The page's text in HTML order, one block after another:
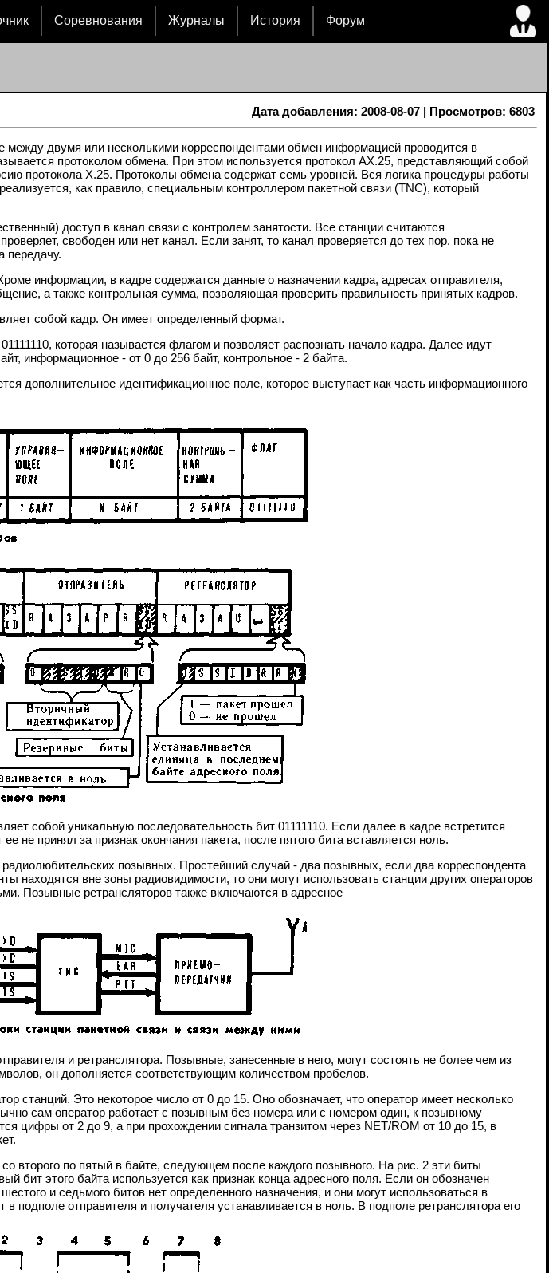
Соревнования Журналы История Форум
Дата добавления: 2008-08-07 | Просмотров: 6803
двумя или несколькими корреспондентами обмен информацией проводится в
протоколом обмена. При этом используется протокол АХ.25, представляющий собой
протокола Х.25. Протоколы обмена содержат семь уровней. Вся логика процедуры работы
как правило, специальным контроллером пакетной связи (TNC), который
доступ в канал связи с контролем занятости. Все станции считаются
свободен или нет канал. Если занят, то канал проверяется до тех пор, пока не
передачу.
информации, в кадре содержатся данные о назначении кадра, адресах отправителя,
а также контрольная сумма, позволяющая проверить правильность принятых кадров.
собой кадр. Он имеет определенный формат.
которая называется флагом и позволяет распознать начало кадра. Далее идут
информационное - от 0 до 256 байт, контрольное - 2 байта.
дополнительное идентификационное поле, которое выступает как часть информационного
собой уникальную последовательность бит 01111110. Если далее в кадре встретится
не принял за признак окончания пакета, после пятого бита вставляется ноль.
позывных. Простейший случай - два позывных, если два корреспондента
находятся вне зоны радиовидимости, то они могут использовать станции других операторов
Позывные ретрансляторов также включаются в адресное
и ретранслятора. Позывные, занесенные в него, могут состоять не более чем из
он дополняется соответствующим количеством пробелов.
станций. Это некоторое число от 0 до 15. Оно обозначает, что оператор имеет несколько
сам оператор работает с позывным без номера или с номером один, к позывному
цифры от 2 до 9, а при прохождении сигнала транзитом через NET/ROM от 10 до 15, в
второго по пятый в байте, следующем после каждого позывного. На рис. 2 эти биты
бит этого байта используется как признак конца адресного поля. Если он обозначен
и седьмого битов нет определенного назначения, и они могут использоваться в
подполе отправителя и получателя устанавливается в ноль. В подполе ретранслятора его